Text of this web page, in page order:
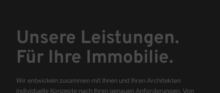
Unsere Leistungen.
Für Ihre Immobilie.
Wir entwickeln zusammen mit Ihnen und Ihren Architekten
individuelle Konzepte nach Ihren genauen Anforderungen. Von